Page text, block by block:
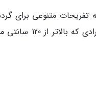
تفریحات متنوعی برای
تفریحات